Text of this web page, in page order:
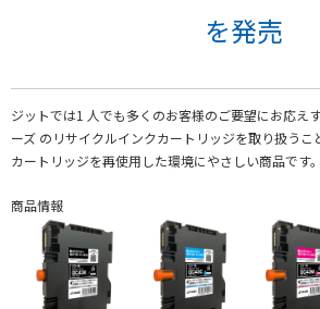
を発売
ジットでは1 人でも多くのお客様のご要望にお応え
ーズ のリサイクルインクカートリッジを取り扱う
カートリッジを再使用した環境にやさしい商品です。
商品情報